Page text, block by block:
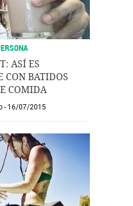
ASÍ ES
CON BATIDOS
COMIDA
16/07/2015